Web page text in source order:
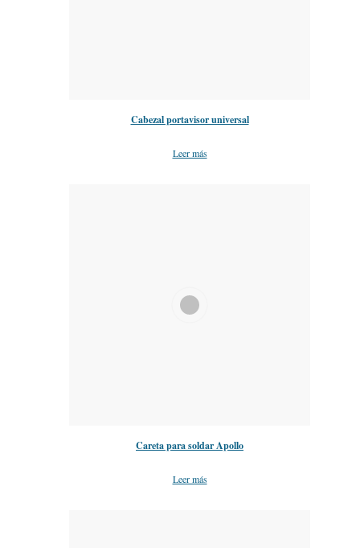
Cabezal portavisor universal
Leer más
Careta para soldar Apollo
Leer más